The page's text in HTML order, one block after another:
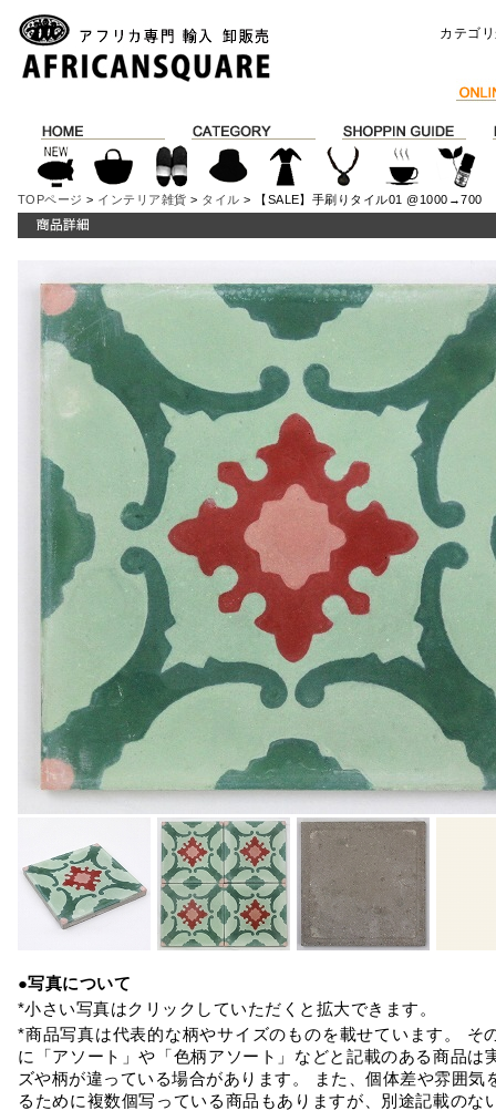
カテゴ
TOPページ > インテリア雑貨 > タイル > 【SALE】手刷りタイル01 @1000→700
●写真について
*小さい写真はクリックしていただくと拡大できます。
*商品写真は代表的な柄やサイズのものを載せています。 そ
に「アソート」や「色柄アソート」などと記載のある商品は
ズや柄が違っている場合があります。 また、個体差や雰囲気
るために複数個写っている商品もありますが、別途記載のな